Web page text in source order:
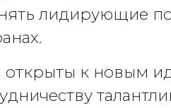
лидирующие
открыты к новым